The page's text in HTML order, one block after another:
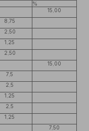
%
15,00
8,75
2,50
1,25
2,50
15,00
7,5
2,5
1,25
2,5
1,25
7,50